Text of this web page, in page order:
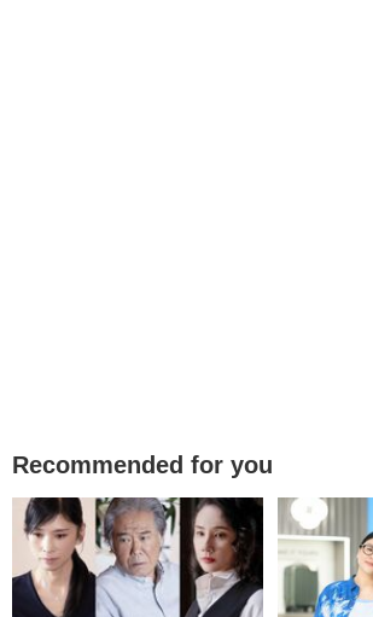
Recommended for you